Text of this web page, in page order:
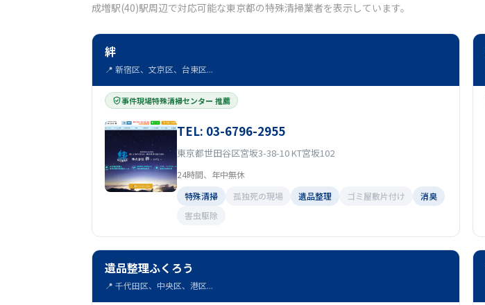
成増駅(40)駅周辺で対応可能な東京都の特殊清掃業者を表示しています。
絆
📍 新宿区、文京区、台東区...
事件現場特殊清掃センター 推薦
TEL: 03-6796-2955
東京都世田谷区宮坂3-38-10 KT宮坂102
24時間、年中無休
特殊清掃
孤独死の現場 遺品整理 ゴミ屋敷片付け
消臭
害虫駆除
遺品整理ふくろう
📍 千代田区、中央区、港区...